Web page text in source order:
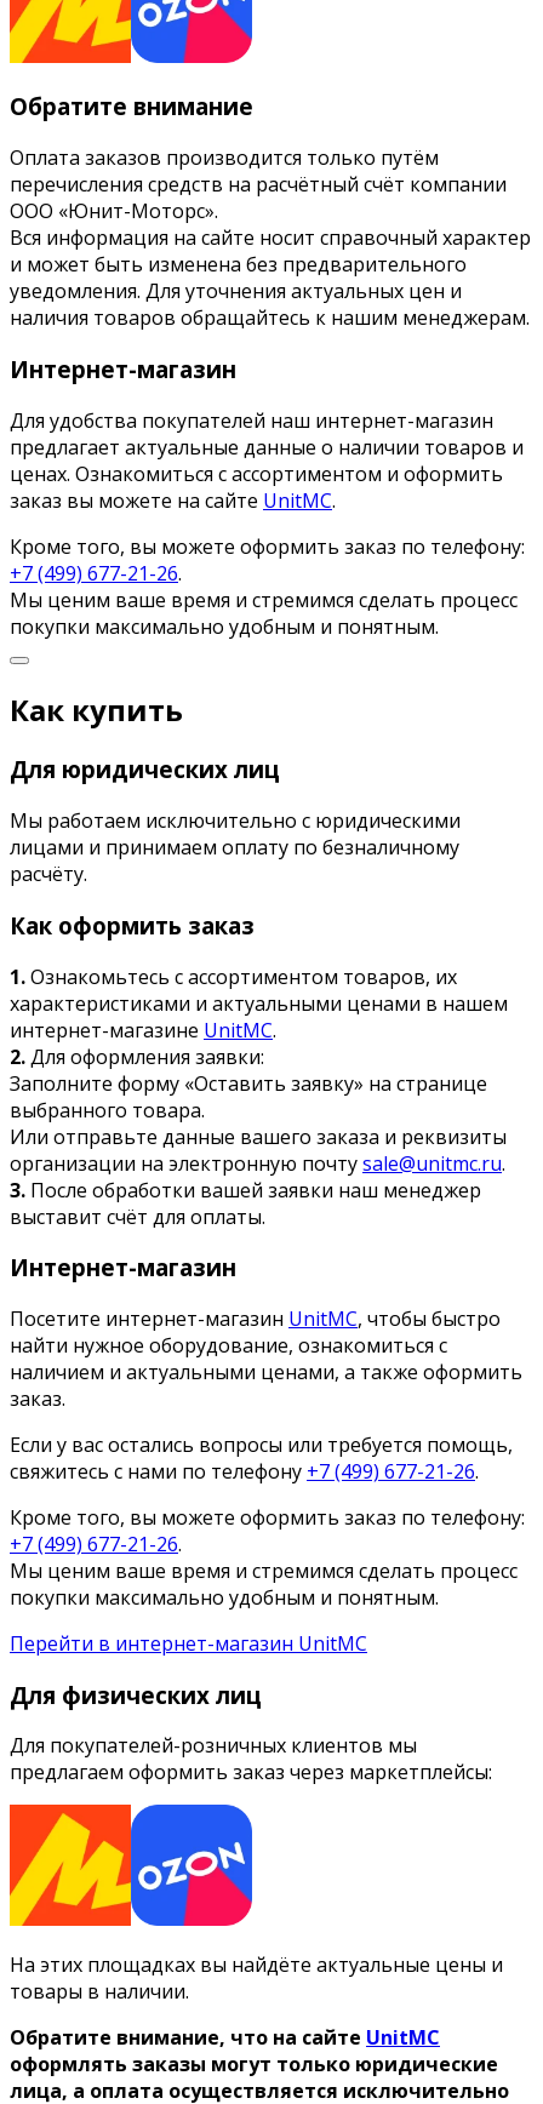
Обратите внимание
Оплата заказов производится только путём
перечисления средств на расчётный счёт компании
ООО «Юнит-Моторс».
Вся информация на сайте носит справочный характер
и может быть изменена без предварительного
уведомления. Для уточнения актуальных цен и
наличия товаров обращайтесь к нашим менеджерам.
Интернет-магазин
Для удобства покупателей наш интернет-магазин
предлагает актуальные данные о наличии товаров и
ценах. Ознакомиться с ассортиментом и оформить
заказ вы можете на сайте UnitMC.
Кроме того, вы можете оформить заказ по телефону:
+7 (499) 677-21-26.
Мы ценим ваше время и стремимся сделать процесс
покупки максимально удобным и понятным.
Как купить
Для юридических лиц
Мы работаем исключительно с юридическими
лицами и принимаем оплату по безналичному
расчёту.
Как оформить заказ
1.Ознакомьтесь с ассортиментом товаров, их
характеристиками и актуальными ценами в нашем
интернет-магазине UnitMC.
2.Для оформления заявки:
Заполните форму «Оставить заявку» на странице
выбранного товара.
Или отправьте данные вашего заказа и реквизиты
организации на электронную почтуsale@unitmc.ru.
3. После обработки вашей заявки наш менеджер
выставит счёт для оплаты.
Интернет-магазин
Посетите интернет-магазин UnitMC, чтобы быстро
найти нужное оборудование, ознакомиться с
наличием и актуальными ценами, а также оформить
заказ.
Если у вас остались вопросы или требуется помощь,
свяжитесь с нами по телефону +7 (499) 677-21-26.
Кроме того, вы можете оформить заказ по телефону:
+7 (499) 677-21-26.
Мы ценим ваше время и стремимся сделать процесс
покупки максимально удобным и понятным.
Перейти в интернет-магазин UnitMC
Для физических лиц
Для покупателей-розничных клиентов мы
предлагаем оформить заказ через маркетплейсы:
На этих площадках вы найдёте актуальные цены и
товары в наличии.
Обратите внимание, что на сайте UnitMC
оформлять заказы могут только юридические
лица, а оплата осуществляется исключительно